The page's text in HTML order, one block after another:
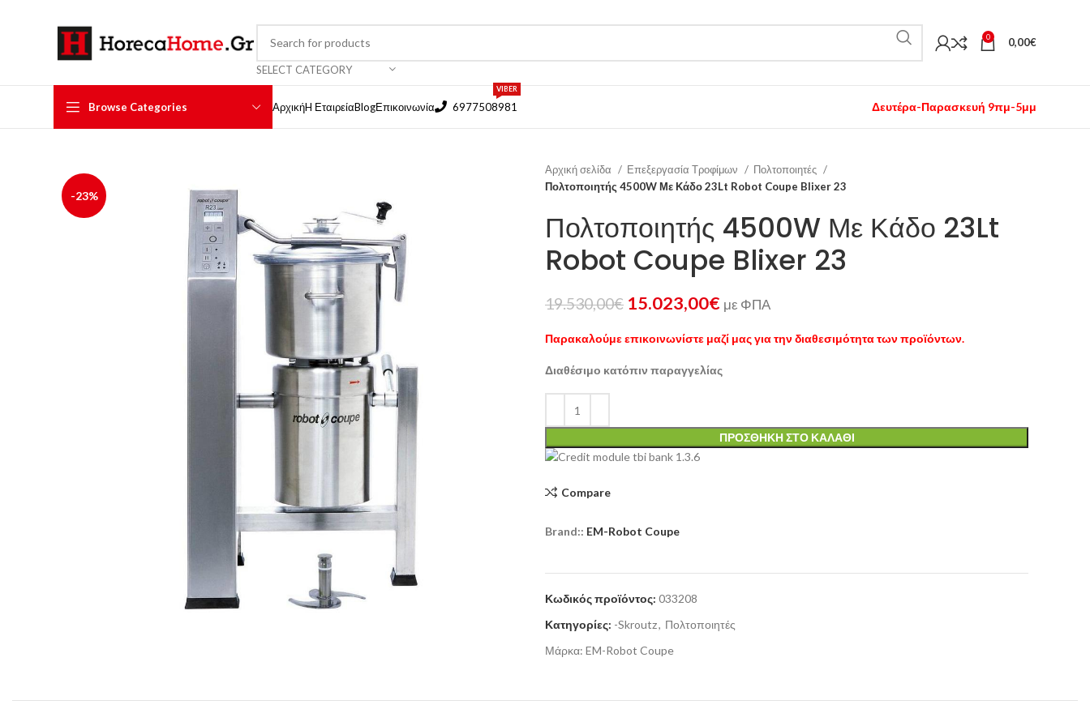
SELECT CATEGORY
0 0,00€
Browse Categories ΑρχικήH ΕταιρείαBlogΕπικοινωνία 6977508981
VIBER
Δευτέρα-Παρασκευή 9πμ-5μμ
-23%
Αρχική σελίδα Επεξεργασία Τροφίμων
Πολτοποιητές
Πολτοποιητής 4500W Με Κάδο 23Lt Robot Coupe Blixer 23
Πολτοποιητής 4500W Με Κάδο 23Lt
Robot Coupe Blixer 23
19.530,00€ 15.023,00€ με ΦΠΑ
Παρακαλούμε επικοινωνίστε μαζί μας για την διαθεσιμότητα των προϊόντων.
Διαθέσιμο κατόπιν παραγγελίας
ΠΡΟΣΘΉΚΗ ΣΤΟ ΚΑΛΆΘΙ
Compare
Brand:: EM-Robot Coupe
Κωδικός προϊόντος: 033208
Κατηγορίες: -Skroutz, Πολτοποιητές
Μάρκα: EM-Robot Coupe